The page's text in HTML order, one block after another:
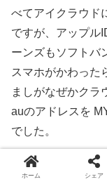
べてアイクラウド
ですが、アップル
ーンズもソフトバ
スマホがかわった
ましがなぜかクラ
auのアドレスを
でした。
◆質問
ホーム シェア